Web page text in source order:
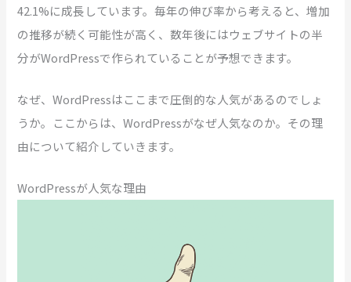
42.1%に成長しています。毎年の伸び率から考えると、増加
の推移が続く可能性が高く、数年後にはウェブサイトの半
分がWordPressで作られていることが予想できます。
なぜ、WordPressはここまで圧倒的な人気があるのでしょ
うか。ここからは、WordPressがなぜ人気なのか。その理
由について紹介していきます。
WordPressが人気な理由